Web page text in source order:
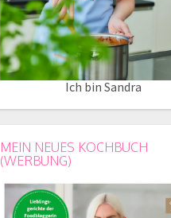
Ich bin Sandra
MEIN NEUES KOCHBUCH
(WERBUNG)